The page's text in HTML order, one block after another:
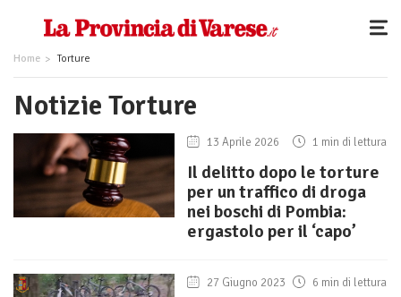
Home Torture
Notizie Torture
13 Aprile 2026 1 min di lettura
Il delitto dopo le torture
per un traffico di droga
nei boschi di Pombia:
ergastolo per il ‘capo’
27 Giugno 2023 6 min di lettura